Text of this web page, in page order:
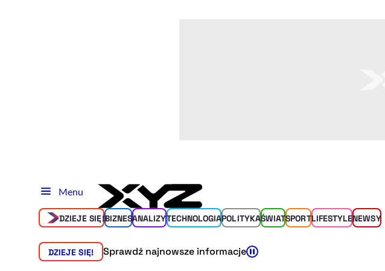
Menu
DZIEJE SIĘ!BIZNESANALIZYTECHNOLOGIAPOLITYKAŚWIATSPORTLIFESTYLENEWSY
DZIEJE SIĘ! Sprawdź najnowsze informacje